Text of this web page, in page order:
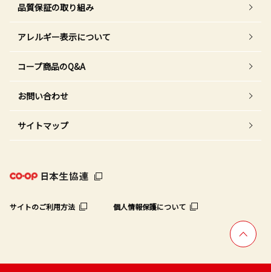
品質保証の取り組み
アレルギー表示について
コープ商品のQ&A
お問い合わせ
サイトマップ
サイトのご利用方法 個人情報保護について